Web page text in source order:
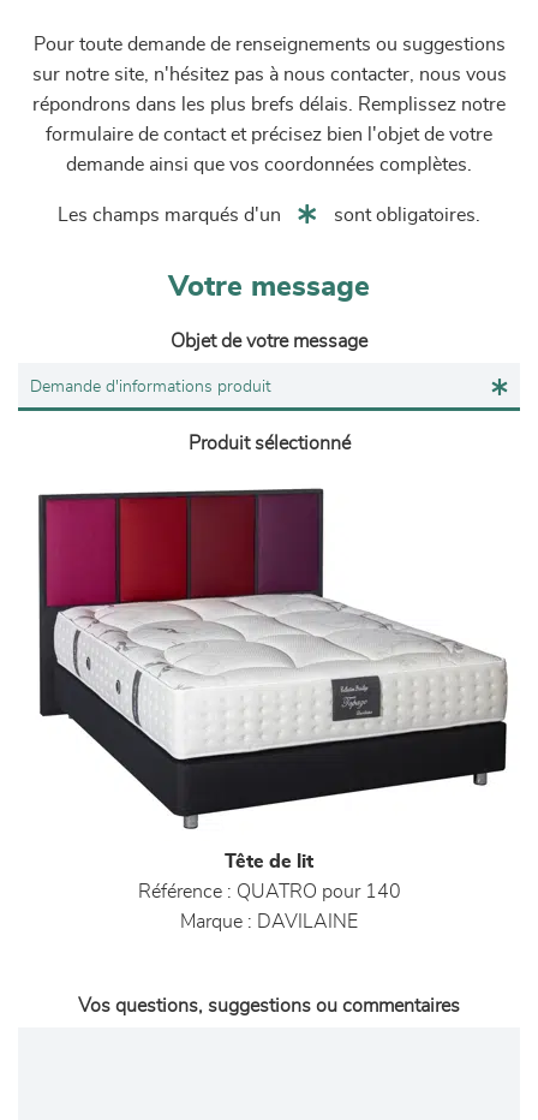
Pour toute demande de renseignements ou suggestions
sur notre site, n'hésitez pas à nous contacter, nous vous
répondrons dans les plus brefs délais. Remplissez notre
formulaire de contact et précisez bien l'objet de votre
demande ainsi que vos coordonnées complètes.
Les champs marqués d'un sont obligatoires.
Votre message
Objet de votre message
Produit sélectionné
Tête de lit
Référence : QUATRO pour 140
Marque : DAVILAINE
Vos questions, suggestions ou commentaires